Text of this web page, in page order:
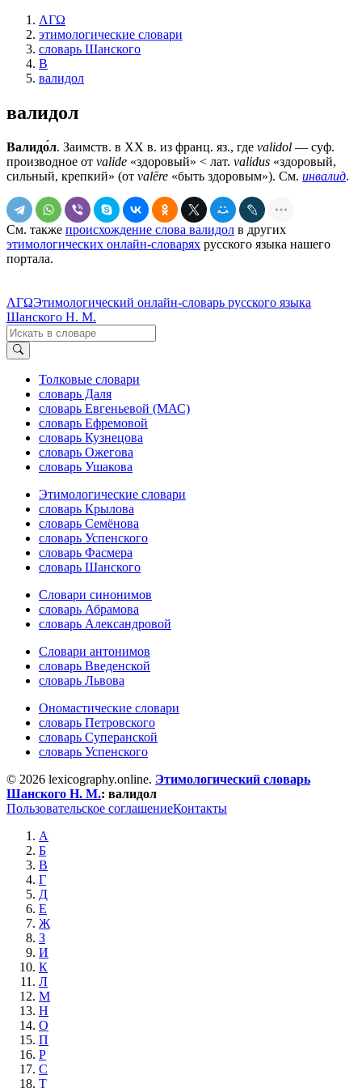
ΛΓΩ
этимологические словари
словарь Шанского
В
валидол
валидол
Валидо́л. Заимств. в ХХ в. из франц. яз., где validol — суф.
производное от valide «здоровый» < лат. validus «здоровый,
сильный, крепкий» (от valēre «быть здоровым»). См. инвалид.
См. также происхождение слова валидол в других
этимологических онлайн-словарях русского языка нашего
портала.
ΛΓΩЭтимологический онлайн-словарь русского языка
Шанского Н. М.
Толковые словари
словарь Даля
словарь Евгеньевой (МАС)
словарь Ефремовой
словарь Кузнецова
словарь Ожегова
словарь Ушакова
Этимологические словари
словарь Крылова
словарь Семёнова
словарь Успенского
словарь Фасмера
словарь Шанского
Словари синонимов
словарь Абрамова
словарь Александровой
Словари антонимов
словарь Введенской
словарь Львова
Ономастические словари
словарь Петровского
словарь Суперанской
словарь Успенского
© 2026 lexicography.online. Этимологический словарь
Шанского Н. М.: валидол
Пользовательское соглашениеКонтакты
А
Б
В
Г
Д
Е
Ж
З
И
К
Л
М
Н
О
П
Р
С
Т